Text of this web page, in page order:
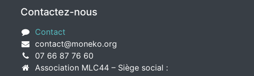
Contactez-nous
Contact
contact@moneko.org
07 66 87 76 60
Association MLC44 – Siège social :